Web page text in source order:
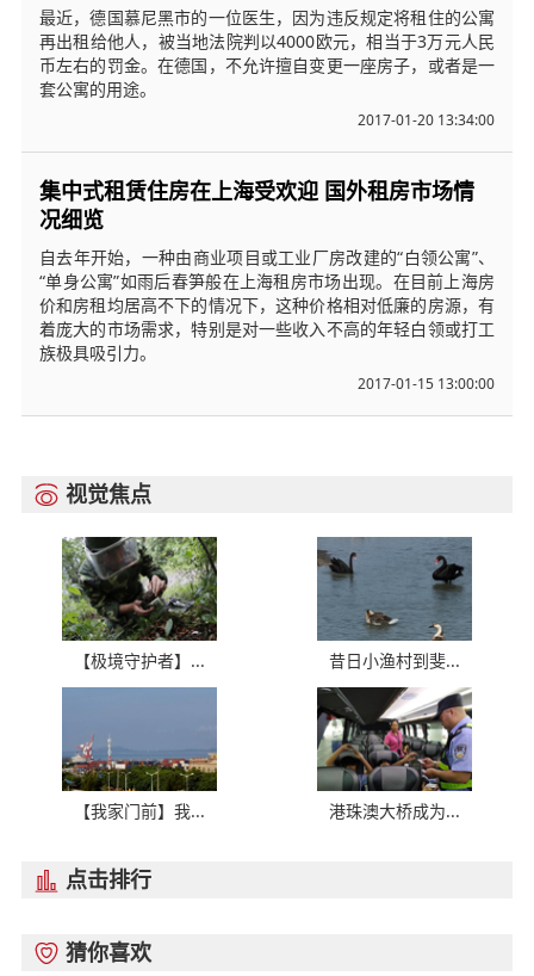
最近，德国慕尼黑市的一位医生，因为违反规定将租住的公寓
再出租给他人，被当地法院判以4000欧元，相当于3万元人民
币左右的罚金。在德国，不允许擅自变更一座房子，或者是一
套公寓的用途。
2017-01-20 13:34:00
集中式租赁住房在上海受欢迎 国外租房市场情
况细览
自去年开始，一种由商业项目或工业厂房改建的“白领公寓”、
“单身公寓”如雨后春笋般在上海租房市场出现。在目前上海房
价和房租均居高不下的情况下，这种价格相对低廉的房源，有
着庞大的市场需求，特别是对一些收入不高的年轻白领或打工
族极具吸引力。
2017-01-15 13:00:00
 视觉焦点
【极境守护者】... 昔日小渔村到斐...
【我家门前】我... 港珠澳大桥成为...
 点击排行
 猜你喜欢